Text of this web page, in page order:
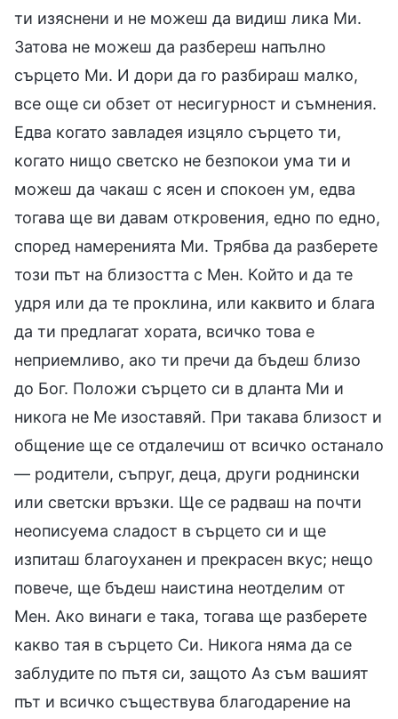
ти изяснени и не можеш да видиш лика Ми.
Затова не можеш да разбереш напълно
сърцето Ми. И дори да го разбираш малко,
все още си обзет от несигурност и съмнения.
Едва когато завладея изцяло сърцето ти,
когато нищо светско не безпокои ума ти и
можеш да чакаш с ясен и спокоен ум, едва
тогава ще ви давам откровения, едно по едно,
според намеренията Ми. Трябва да разберете
този път на близостта с Мен. Който и да те
удря или да те проклина, или каквито и блага
да ти предлагат хората, всичко това е
неприемливо, ако ти пречи да бъдеш близо
до Бог. Положи сърцето си в дланта Ми и
никога не Ме изоставяй. При такава близост и
общение ще се отдалечиш от всичко останало
— родители, съпруг, деца, други роднински
или светски връзки. Ще се радваш на почти
неописуема сладост в сърцето си и ще
изпиташ благоуханен и прекрасен вкус; нещо
повече, ще бъдеш наистина неотделим от
Мен. Ако винаги е така, тогава ще разберете
какво тая в сърцето Си. Никога няма да се
заблудите по пътя си, защото Аз съм вашият
път и всичко съществува благодарение на